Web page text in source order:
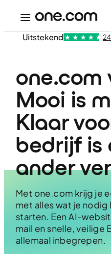
Uitstekend
one.com
Mooi is
Klaar
bedrijf is
ander
Met one.com krijg je
met alles wat je
starten. Een AI-
mail en snelle, veilige
allemaal inbegrepen.